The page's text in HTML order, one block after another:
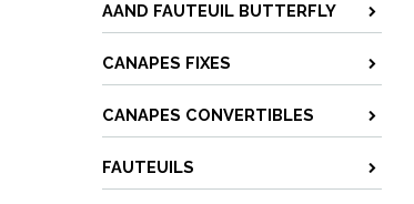
AAND FAUTEUIL BUTTERFLY
CANAPES FIXES
CANAPES CONVERTIBLES
FAUTEUILS